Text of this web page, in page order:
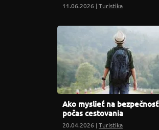
11.06.2026 |Turistika
Ako myslieť na bezpečnosť
počas cestovania
20.04.2026 |Turistika